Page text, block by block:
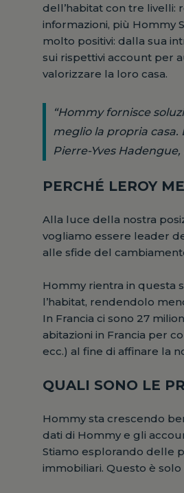
dell’habitat con tre livelli:
informazioni, più Hommy
molto positivi: dalla sua
sui rispettivi account per
valorizzare la loro casa.
“Hommy fornisce
meglio la propria casa.
Pierre-Yves
PERCHÉ LEROY
Alla luce della nostra
vogliamo essere leader
alle sfide del
Hommy rientra in questa
l’habitat, rendendolo
In Francia ci sono 27
abitazioni in Francia per
ecc.) al fine di affinare la
QUALI SONO LE
Hommy sta crescendo
dati di Hommy e gli
Stiamo esplorando delle
immobiliari. Questo è solo